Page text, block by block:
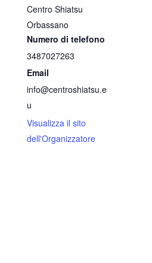
Centro Shiatsu
Orbassano
Numero di telefono
3487027263
Email
info@centroshiatsu.e
u
Visualizza il sito
dell'Organizzatore